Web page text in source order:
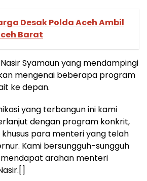
Desak Polda Aceh Ambil
Barat
Syamaun yang mendampingi
mengenai beberapa program
ke depan.
yang terbangun ini kami
dengan program konkrit,
para menteri yang telah
Kami bersungguh-sungguh
arahan menteri